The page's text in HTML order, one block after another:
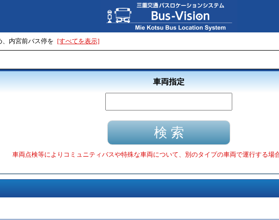
、内宮前バス停を [すべてを表示]
車両指定
車両点検等によりコミュニティバスや特殊な車両について、別のタイプの車両で運行する場